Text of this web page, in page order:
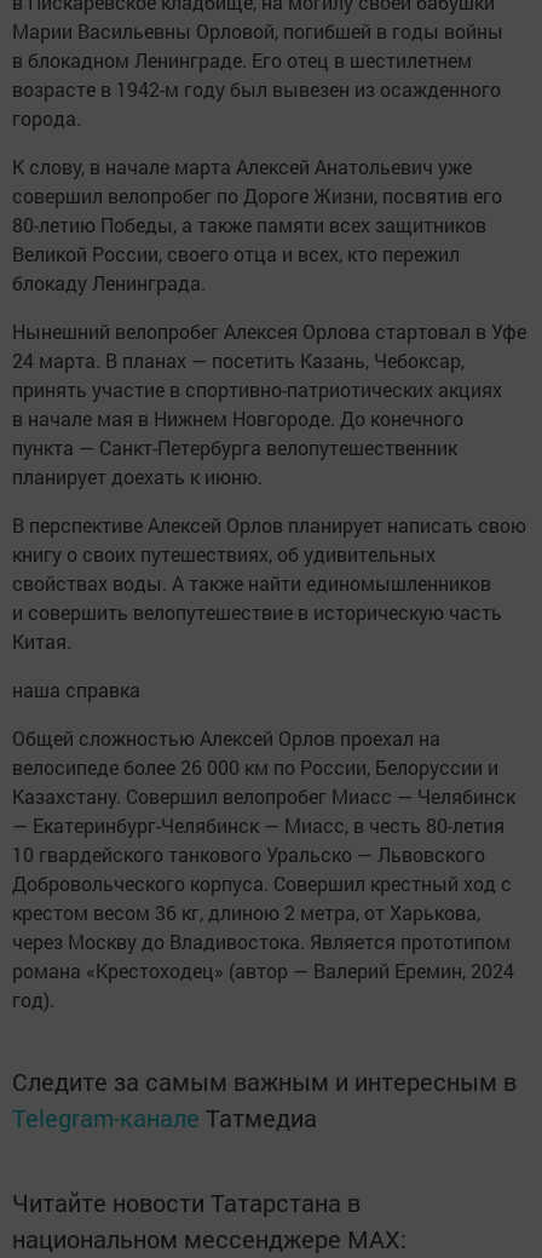
Марии Васильевны Орловой, погибшей в годы войны
в блокадном Ленинграде. Его отец в шестилетнем
возрасте в 1942-м году был вывезен из осажденного
города.
К слову, в начале марта Алексей Анатольевич уже
совершил велопробег по Дороге Жизни, посвятив его
80-летию Победы, а также памяти всех защитников
Великой России, своего отца и всех, кто пережил
блокаду Ленинграда.
Нынешний велопробег Алексея Орлова стартовал в Уфе
24 марта. В планах — посетить Казань, Чебоксар,
принять участие в спортивно-патриотических акциях
в начале мая в Нижнем Новгороде. До конечного
пункта — Санкт-Петербурга велопутешественник
планирует доехать к июню.
В перспективе Алексей Орлов планирует написать свою
книгу о своих путешествиях, об удивительных
свойствах воды. А также найти единомышленников
и совершить велопутешествие в историческую часть
Китая.
наша справка
Общей сложностью Алексей Орлов проехал на
велосипеде более 26 000 км по России, Белоруссии и
Казахстану. Совершил велопробег Миасс — Челябинск
— Екатеринбург-Челябинск — Миасс, в честь 80-летия
10 гвардейского танкового Уральско — Львовского
Добровольческого корпуса. Совершил крестный ход с
крестом весом 36 кг, длиною 2 метра, от Харькова,
через Москву до Владивостока. Является прототипом
романа «Крестоходец» (автор — Валерий Еремин, 2024
год).
Следите за самым важным и интересным в
Telegram-канале Татмедиа
Читайте новости Татарстана в
национальном мессенджере MАХ: